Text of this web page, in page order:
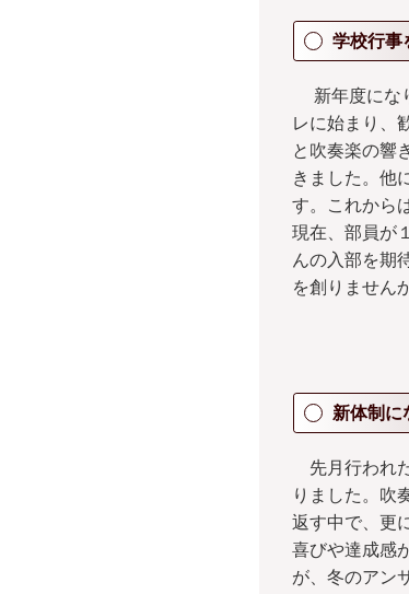
学校行事
新年度にな
レに始まり、
と吹奏楽の響
きました。他
す。これから
現在、部員が
んの入部を期
を創りません
新体制に
先月行われ
りました。吹
返す中で、更
喜びや達成感
が、冬のアン